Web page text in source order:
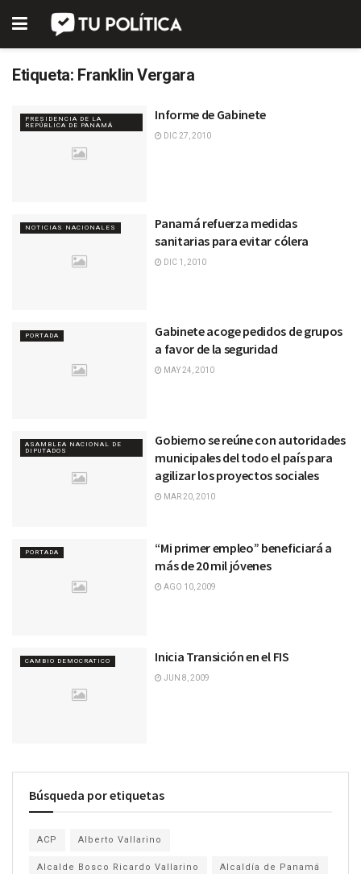
Etiqueta: Franklin Vergara
PRESIDENCIA DE LA
REPÚBLICA DE PANAMÁ
Informe de Gabinete
DIC 27, 2010
NOTICIAS NACIONALES
Panamá refuerza medidas
sanitarias para evitar cólera
DIC 1, 2010
PORTADA
Gabinete acoge pedidos de grupos
a favor de la seguridad
MAY 24, 2010
ASAMBLEA NACIONAL DE
DIPUTADOS
Gobierno se reúne con autoridades
municipales del todo el país para
agilizar los proyectos sociales
MAR 20, 2010
PORTADA
“Mi primer empleo” beneficiará a
más de 20 mil jóvenes
AGO 10, 2009
CAMBIO DEMOCRATICO Inicia Transición en el FIS
JUN 8, 2009
Búsqueda por etiquetas
ACP Alberto Vallarino
Alcalde Bosco Ricardo Vallarino Alcaldía de Panamá